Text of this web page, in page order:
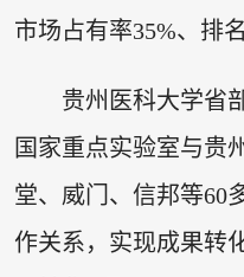
市场占有率35%、排
贵州医科大学省
国家重点实验室与贵
堂、威门、信邦等60
作关系，实现成果转